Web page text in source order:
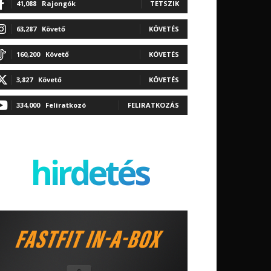
41,088 Rajongók TETSZIK
63,287 Követő KÖVETÉS
160,200 Követő KÖVETÉS
3,827 Követő KÖVETÉS
334,000 Feliratkozó FELIRATKOZÁS
hirdetés